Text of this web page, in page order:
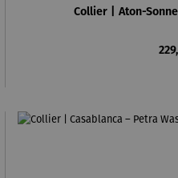
Collier | Aton-